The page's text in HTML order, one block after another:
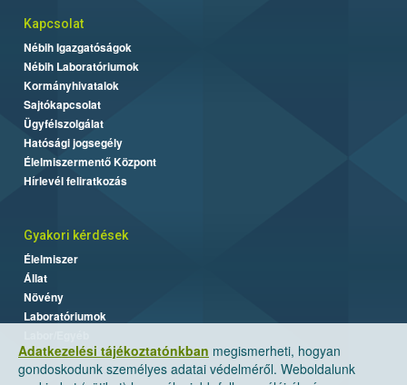
Adatkezelési tájékoztatónkban megismerheti, hogyan
gondoskodunk személyes adatai védelméről. Weboldalunk
Kapcsolat
Nébih Igazgatóságok
Nébih Laboratóriumok
Kormányhivatalok
Sajtókapcsolat
Ügyfélszolgálat
Hatósági jogsegély
Élelmiszermentő Központ
Hírlevél feliratkozás
Gyakori kérdések
Élelmiszer
Állat
Növény
Laboratóriumok